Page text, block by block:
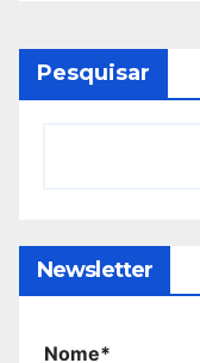
Pesquisar
Newsletter
Nome*